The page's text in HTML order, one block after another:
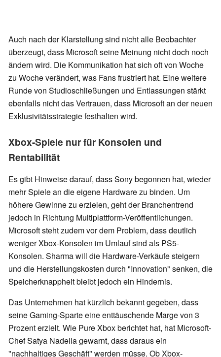
Auch nach der Klarstellung sind nicht alle Beobachter
überzeugt, dass Microsoft seine Meinung nicht doch noch
ändern wird. Die Kommunikation hat sich oft von Woche
zu Woche verändert, was Fans frustriert hat. Eine weitere
Runde von Studioschließungen und Entlassungen stärkt
ebenfalls nicht das Vertrauen, dass Microsoft an der neuen
Exklusivitätsstrategie festhalten wird.
Xbox-Spiele nur für Konsolen und
Rentabilität
Es gibt Hinweise darauf, dass Sony begonnen hat, wieder
mehr Spiele an die eigene Hardware zu binden. Um
höhere Gewinne zu erzielen, geht der Branchentrend
jedoch in Richtung Multiplattform-Veröffentlichungen.
Microsoft steht zudem vor dem Problem, dass deutlich
weniger Xbox-Konsolen im Umlauf sind als PS5-
Konsolen. Sharma will die Hardware-Verkäufe steigern
und die Herstellungskosten durch "Innovation" senken, die
Speicherknappheit bleibt jedoch ein Hindernis.
Das Unternehmen hat kürzlich bekannt gegeben, dass
seine Gaming-Sparte eine enttäuschende Marge von 3
Prozent erzielt. Wie Pure Xbox berichtet hat, hat Microsoft-
Chef Satya Nadella gewarnt, dass daraus ein
"nachhaltiges Geschäft" werden müsse. Ob Xbox-